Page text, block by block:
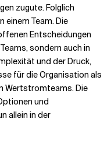
zugute. Folglich
einem Team. Die
Entscheidungen
sondern auch in
und der Druck,
für die Organisation als
Wertstromteams. Die
und
allein in der